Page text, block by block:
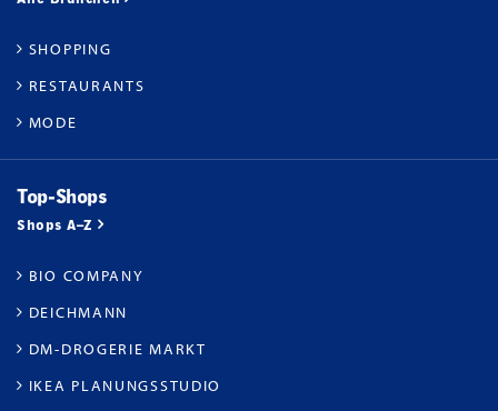
SHOPPING
RESTAURANTS
MODE
Top-Shops
Shops A–Z
BIO COMPANY
DEICHMANN
DM-DROGERIE MARKT
IKEA PLANUNGSSTUDIO